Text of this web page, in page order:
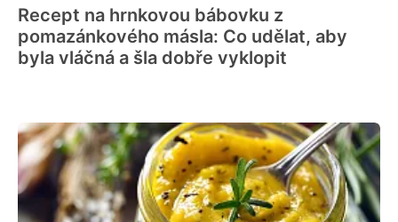
Recept na hrnkovou bábovku z
pomazánkového másla: Co udělat, aby
byla vláčná a šla dobře vyklopit